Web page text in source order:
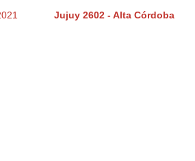
Jujuy 2602 - Alta Córdoba